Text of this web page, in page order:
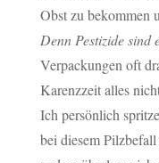
Obst zu bekommen
Denn Pestizide sind
Verpackungen oft
Karenzzeit alles
Ich persönlich
bei diesem